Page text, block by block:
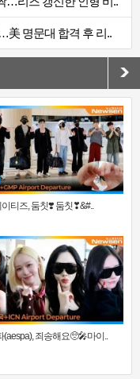
美 명문대 합격 후 리..
티즈, 둠칫❣️ 둠칫❣&#..
(aespa), 죄송해요🥺🎤마이..